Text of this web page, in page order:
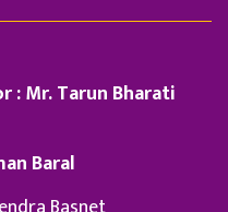
: Mr. Tarun Bharati
Baral